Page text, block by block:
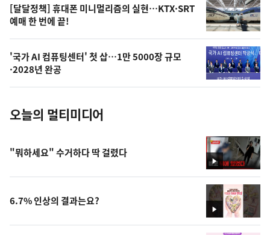
오
늘
의
사
진
[달달정책] 휴대폰 미니멀리즘의 실현…KTX·SRT
예매 한 번에 끝!
'국가 AI 컴퓨팅센터' 첫 삽…1만 5000장 규모
·2028년 완공
오늘의 멀티미디어
영
상
"뭐하세요" 수거하다 딱 걸렸다
영
상
6.7% 인상의 결과는요?